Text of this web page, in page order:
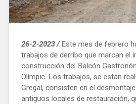
26-2-2023 /Este mes de febrero
trabajos de derribo que marcan el
construcción del Balcón
Olímpic. Los trabajos, se están
Gregal, consisten en el
antiguos locales de restauración,